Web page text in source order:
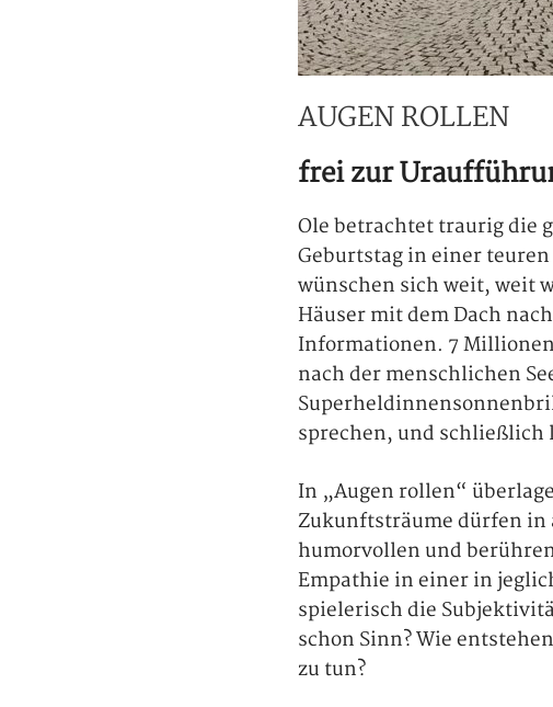
AUGEN ROLLEN
frei zur
Ole betrachtet traurig die
Geburtstag in einer
wünschen sich weit, weit
Häuser mit dem Dach
Informationen. 7
nach der menschlichen
sprechen, und
In „Augen rollen“
Zukunftsträume dürfen
humorvollen und
Empathie in einer in
spielerisch die
schon Sinn? Wie
zu tun?